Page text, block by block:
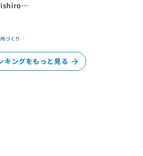
の
づくり
キングをもっと見る